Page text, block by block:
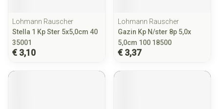
Lohmann Rauscher
Stella 1 Kp Ster 5x5,0cm 40
35001
€ 3,10
Lohmann Rauscher
Gazin Kp N/ster 8p 5,0x
5,0cm 100 18500
€ 3,37